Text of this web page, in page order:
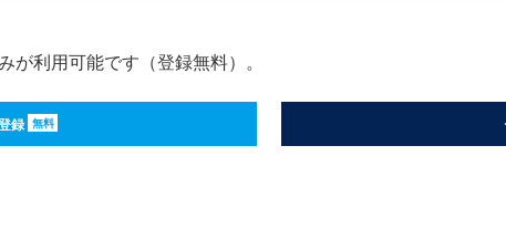
利用可能です（登録無料）。
録 無料